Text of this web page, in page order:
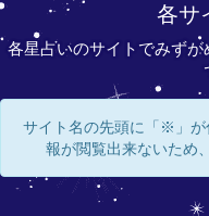
各サ
各星占いのサイトでみず
サイト名の先頭に「※」が
報が閲覧出来ないため